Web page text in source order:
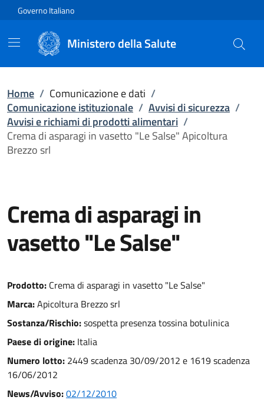
Vai direttamente al contenuto
Governo Italiano
Ministero della Salute
Home / Comunicazione e dati /
Comunicazione istituzionale / Avvisi di sicurezza /
Avvisi e richiami di prodotti alimentari /
Crema di asparagi in vasetto "Le Salse" Apicoltura
Brezzo srl
Crema di asparagi in
vasetto "Le Salse"
Prodotto: Crema di asparagi in vasetto "Le Salse"
Marca:Apicoltura Brezzo srl
Sostanza/Rischio:sospetta presenza tossina botulinica
Paese di origine: Italia
Numero lotto: 2449 scadenza 30/09/2012 e 1619 scadenza
16/06/2012
News/Avviso:02/12/2010